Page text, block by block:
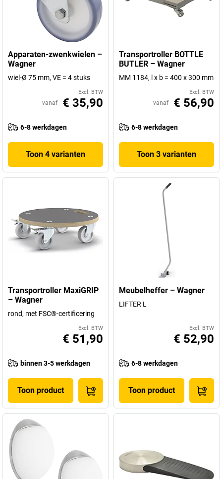
Apparaten-zwenkwielen –
Wagner
wiel-Ø 75 mm, VE = 4 stuks
Excl. BTW
vanaf € 35,90
6-8 werkdagen
Toon 4 varianten
Transportroller BOTTLE
BUTLER – Wagner
MM 1184, l x b = 400 x 300 mm
Excl. BTW
vanaf € 56,90
6-8 werkdagen
Toon 3 varianten
Transportroller MaxiGRIP
– Wagner
rond, met FSC®-certificering
Excl. BTW
€ 51,90
binnen 3-5 werkdagen
Toon product
Meubelheffer – Wagner
LIFTER L
Excl. BTW
€ 52,90
6-8 werkdagen
Toon product